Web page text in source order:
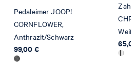
Pedaleimer JOOP!
CORNFLOWER,
Anthrazit/Schwarz
99,00 €
Weiß